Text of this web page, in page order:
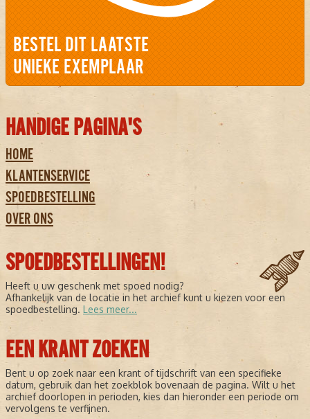
BESTEL DIT LAATSTE
UNIEKE EXEMPLAAR
HANDIGE PAGINA'S
HOME
KLANTENSERVICE
SPOEDBESTELLING
OVER ONS
SPOEDBESTELLINGEN!
Heeft u uw geschenk met spoed nodig?
Afhankelijk van de locatie in het archief kunt u kiezen voor een
spoedbestelling. Lees meer...
EEN KRANT ZOEKEN
Bent u op zoek naar een krant of tijdschrift van een specifieke
datum, gebruik dan het zoekblok bovenaan de pagina. Wilt u het
archief doorlopen in perioden, kies dan hieronder een periode om
vervolgens te verfijnen.